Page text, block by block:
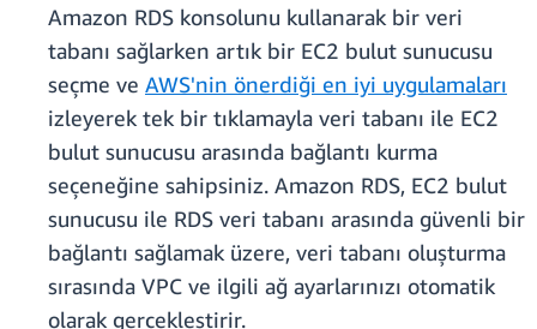
Amazon RDS konsolunu kullanarak bir veri
tabanı sağlarken artık bir EC2 bulut sunucusu
seçme ve AWS'nin önerdiği en iyi uygulamaları
izleyerek tek bir tıklamayla veri tabanı ile EC2
bulut sunucusu arasında bağlantı kurma
seçeneğine sahipsiniz. Amazon RDS, EC2 bulut
sunucusu ile RDS veri tabanı arasında güvenli bir
bağlantı sağlamak üzere, veri tabanı oluşturma
sırasında VPC ve ilgili ağ ayarlarınızı otomatik
olarak gerçekleştirir.